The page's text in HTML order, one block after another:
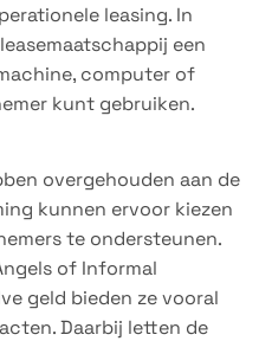
leasing. In
een
computer of
kunt gebruiken.
overgehouden aan de
kunnen ervoor kiezen
te ondersteunen.
of Informal
geld bieden ze vooral
Daarbij letten de